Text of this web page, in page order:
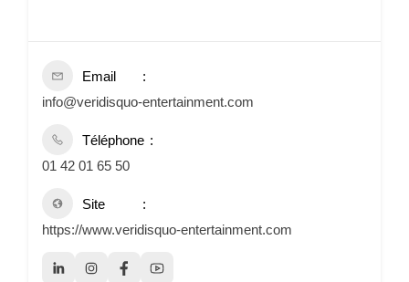
Email
info@veridisquo-entertainment.com
Téléphone
01 42 01 65 50
Site
https://www.veridisquo-entertainment.com